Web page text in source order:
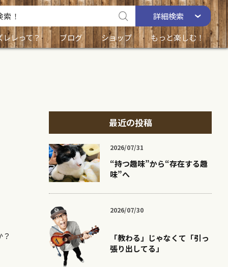
詳細検索
レレって？
ブログ ショップ もっと楽しむ！
最近の投稿
2026/07/31
“持つ趣味”から“存在する趣
味”へ
2026/07/30
「教わる」じゃなくて「引っ
張り出してる」